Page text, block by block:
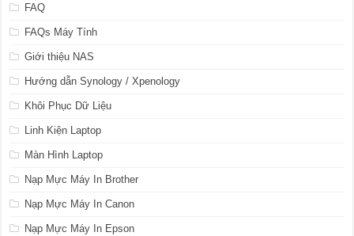
FAQ
FAQs Máy Tính
Giới thiệu NAS
Hướng dẫn Synology / Xpenology
Khôi Phục Dữ Liệu
Linh Kiện Laptop
Màn Hình Laptop
Nạp Mực Máy In Brother
Nạp Mực Máy In Canon
Nạp Mực Máy In Epson